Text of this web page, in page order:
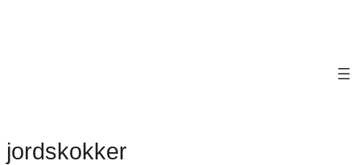
jordskokker